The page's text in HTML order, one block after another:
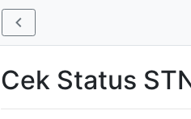
Cek Status